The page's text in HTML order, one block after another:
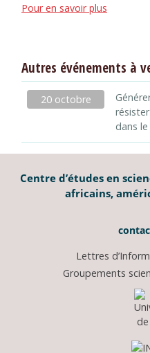
Pour en savoir plus
Autres événements à
20 octobre
dans
Centre d’études en
africains,
Lettres
Groupements